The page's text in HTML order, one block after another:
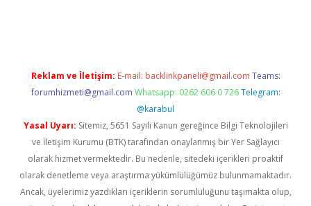
Reklam ve İletişim: E-mail: backlinkpaneli@gmail.com Teams:
forumhizmeti@gmail.com Whatsapp: 0262 606 0 726 Telegram:
@karabul
Yasal Uyarı: Sitemiz, 5651 Sayılı Kanun gereğince Bilgi Teknolojileri
ve İletişim Kurumu (BTK) tarafından onaylanmış bir Yer Sağlayıcı
olarak hizmet vermektedir. Bu nedenle, sitedeki içerikleri proaktif
olarak denetleme veya araştırma yükümlülüğümüz bulunmamaktadır.
Ancak, üyelerimiz yazdıkları içeriklerin sorumluluğunu taşımakta olup,